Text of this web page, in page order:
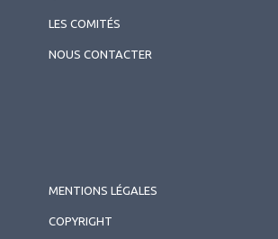
LES COMITÉS
NOUS CONTACTER
MENTIONS LÉGALES
COPYRIGHT